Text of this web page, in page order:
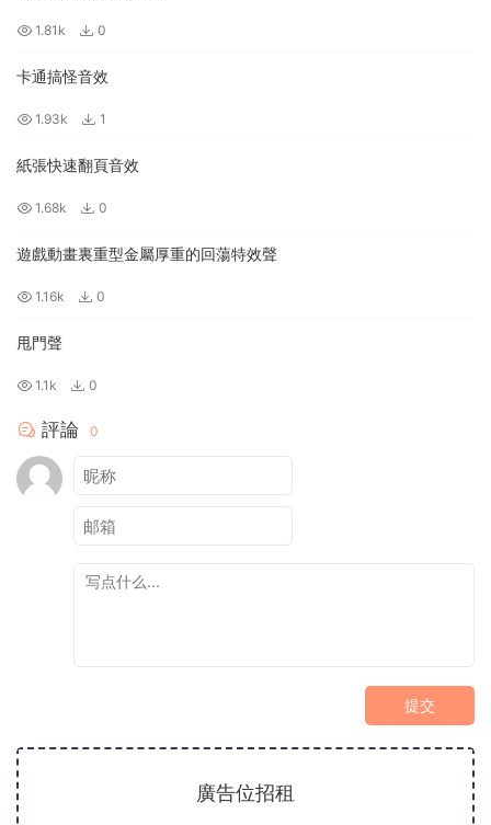
1.81k 0
卡通搞怪音效
1.93k 1
紙張快速翻頁音效
1.68k 0
遊戲動畫裏重型金屬厚重的回蕩特效聲
1.16k 0
甩門聲
1.1k 0
評論 0
提交
廣告位招租